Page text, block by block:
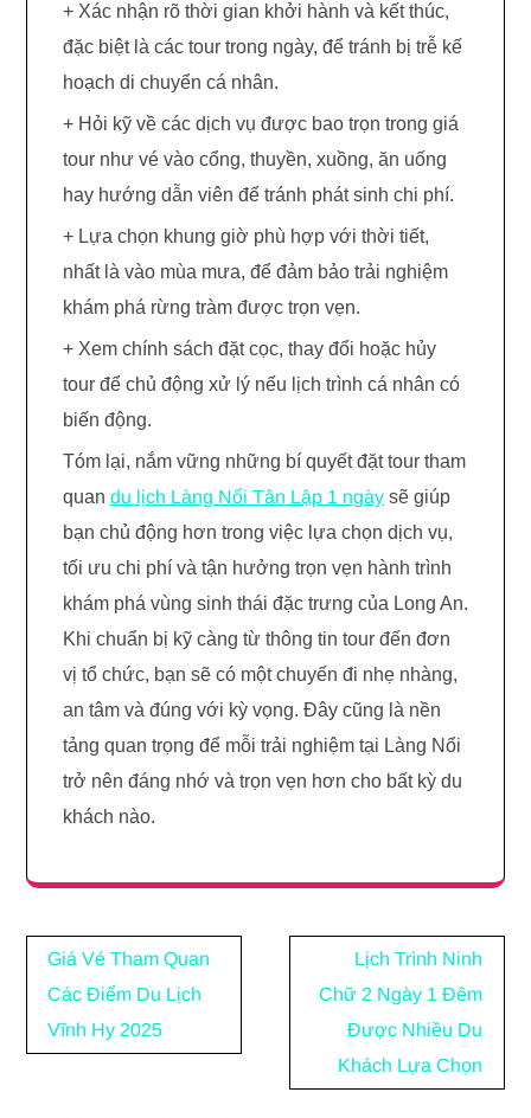
+ Xác nhận rõ thời gian khởi hành và kết thúc,
đặc biệt là các tour trong ngày, để tránh bị trễ kế
hoạch di chuyển cá nhân.
+ Hỏi kỹ về các dịch vụ được bao trọn trong giá
tour như vé vào cổng, thuyền, xuồng, ăn uống
hay hướng dẫn viên để tránh phát sinh chi phí.
+ Lựa chọn khung giờ phù hợp với thời tiết,
nhất là vào mùa mưa, để đảm bảo trải nghiệm
khám phá rừng tràm được trọn vẹn.
+ Xem chính sách đặt cọc, thay đổi hoặc hủy
tour để chủ động xử lý nếu lịch trình cá nhân có
biến động.
Tóm lại, nắm vững những bí quyết đặt tour tham
quan du lịch Làng Nổi Tân Lập 1 ngày sẽ giúp
bạn chủ động hơn trong việc lựa chọn dịch vụ,
tối ưu chi phí và tận hưởng trọn vẹn hành trình
khám phá vùng sinh thái đặc trưng của Long An.
Khi chuẩn bị kỹ càng từ thông tin tour đến đơn
vị tổ chức, bạn sẽ có một chuyến đi nhẹ nhàng,
an tâm và đúng với kỳ vọng. Đây cũng là nền
tảng quan trọng để mỗi trải nghiệm tại Làng Nổi
trở nên đáng nhớ và trọn vẹn hơn cho bất kỳ du
khách nào.
Điều
hướng
bài
viết
Giá Vé Tham Quan
Các Điểm Du Lịch
Vĩnh Hy 2025
Lịch Trình Ninh
Chữ 2 Ngày 1 Đêm
Được Nhiều Du
Khách Lựa Chọn